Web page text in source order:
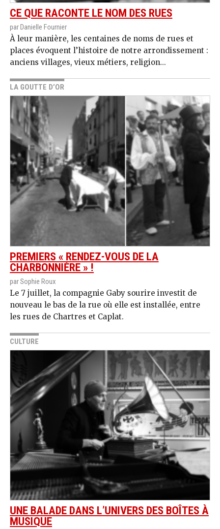
CE QUE RACONTE LE NOM DES RUES
par Danielle Fournier
À leur manière, les centaines de noms de rues et
places évoquent l’histoire de notre arrondissement :
anciens villages, vieux métiers, religion...
LA GOUTTE D’OR
PREMIERS « RENDEZ-VOUS DE LA
CHARBONNIÈRE » !
par Sophie Roux
Le 7 juillet, la compagnie Gaby sourire investit de
nouveau le bas de la rue où elle est installée, entre
les rues de Chartres et Caplat.
CULTURE
UNE BALADE DANS L’UNIVERS DES BOÎTES À
MUSIQUE